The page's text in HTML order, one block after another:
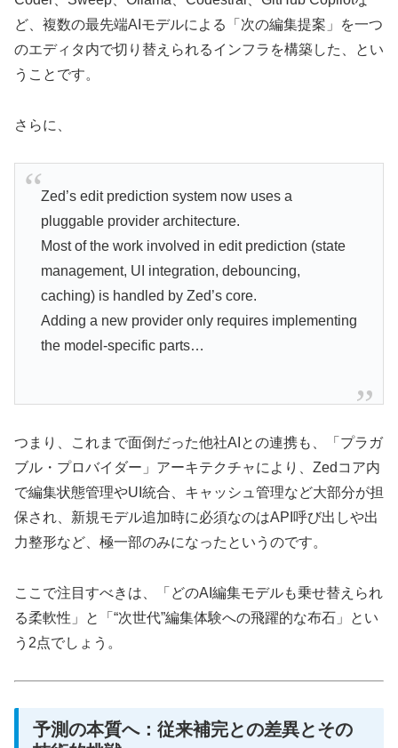
ど、複数の最先端AIモデルによる「次の編集提案」を一つ
のエディタ内で切り替えられるインフラを構築した、とい
うことです。
さらに、
Zed’s edit prediction system now uses a
pluggable provider architecture.
Most of the work involved in edit prediction (state
management, UI integration, debouncing,
caching) is handled by Zed’s core.
Adding a new provider only requires implementing
the model-specific parts…
つまり、これまで面倒だった他社AIとの連携も、「プラガ
ブル・プロバイダー」アーキテクチャにより、Zedコア内
で編集状態管理やUI統合、キャッシュ管理など大部分が担
保され、新規モデル追加時に必須なのはAPI呼び出しや出
力整形など、極一部のみになったというのです。
ここで注目すべきは、「どのAI編集モデルも乗せ替えられ
る柔軟性」と「“次世代”編集体験への飛躍的な布石」とい
う2点でしょう。
予測の本質へ：従来補完との差異とその